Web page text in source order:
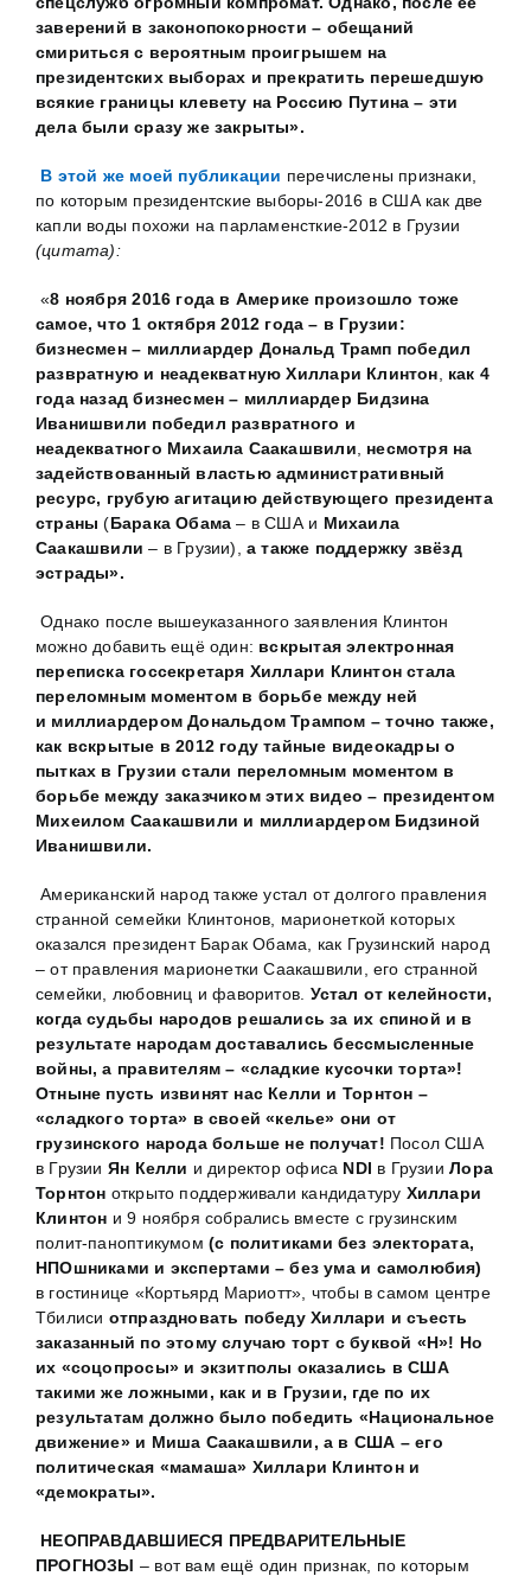
заверений в законопокорности – обещаний
смириться с вероятным проигрышем на
президентских выборах и прекратить перешедшую
всякие границы клевету на Россию Путина– эти
дела были сразу же закрыты».
В этой же моей публикации перечислены признаки,
по которым президентские выборы-2016 в США как две
капли воды похожи на парламенсткие-2012 в Грузии
(цитата):
«8 ноября 2016 года в Америке произошло тоже
самое, что 1 октября 2012 года – в Грузии:
бизнесмен – миллиардер Дональд Трамп победил
развратную и неадекватную Хиллари Клинтон
как 4
года назад бизнесмен – миллиардер Бидзина
Иванишвили победил развратного и
неадекватного Михаила Саакашвили
несмотря на
задействованный властью административный
ресурс, грубую агитацию действующего президента
страны(Барака Обама – в США и Михаила
Саакашвили – в Грузии),
а также поддержку звёзд
эстрады».
Однако после вышеуказанного заявления Клинтон
можно добавить ещё один: вскрытая электронная
переписка госсекретаря Хиллари Клинтонстала
переломным моментом в борьбе между ней
и миллиардером Дональдом Трампом – точно также,
как вскрытые в 2012 году тайные видеокадры о
пытках в Грузии стали переломным моментом в
борьбе между заказчиком этих видео – президентом
Михеилом Саакашвили и миллиардером Бидзиной
Иванишвили.
Американский народ также устал от долгого правления
странной семейки Клинтонов, марионеткой которых
оказался президент Барак Обама, как Грузинский народ
– от правления марионетки Саакашвили, его странной
семейки, любовниц и фаворитов. Устал от келейности,
когда судьбы народов решались за их спиной и в
результате народам доставались бессмысленные
войны, а правителям – «сладкие кусочки торта»!
Отныне пусть извинят нас Келли и Торнтон –
«сладкого торта» в своей «келье» они от
грузинского народа больше не получат! Посол США
в Грузии Ян Келли и директор офиса NDI в ГрузииЛора
Торнтон открыто поддерживали кандидатуру Хиллари
Клинтон и 9 ноября собрались вместе с грузинским
полит-паноптикумом (с политиками без электората,
НПОшниками и экспертами – без ума и самолюбия)
в гостинице «Кортьярд Мариотт», чтобы в самом центре
Тбилиси отпраздновать победу Хиллари и съесть
заказанный по этому случаю торт с буквой «Н»! Но
их «соцопросы» и экзитполы оказались в США
такими же ложными, как и в Грузии, где по их
результатам должно было победить «Национальное
движение» и Миша Саакашвили, а в США – его
политическая «мамаша» Хиллари Клинтон и
«демократы».
НЕОПРАВДАВШИЕСЯ ПРЕДВАРИТЕЛЬНЫЕ
ПРОГНОЗЫ – вот вам ещё один признак, по которым